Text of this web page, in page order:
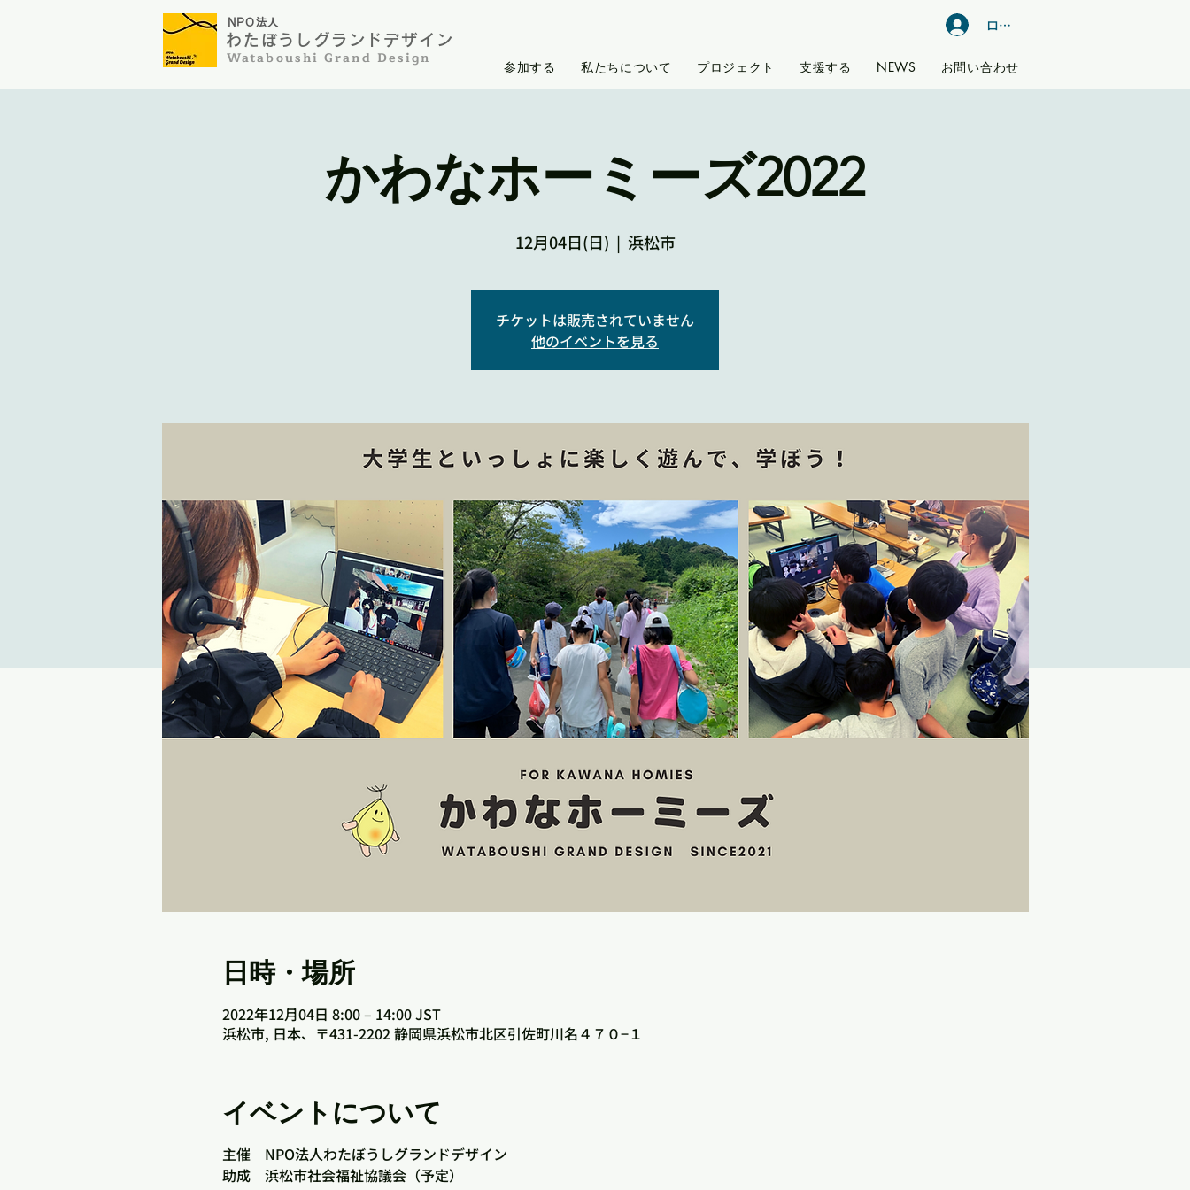
NPO法人
わたぼうしグランドデザイン​​​
​Wataboushi Grand Design
ログイン
参加する 私たちについて プロジェクト 支援する NEWS お問い合わせ
かわなホーミーズ2022
12月04日(日)
  |
浜松市
チケットは販売されていません
他のイベントを見る
日時・場所
2022年12月04日 8:00 – 14:00 JST
浜松市, 日本、〒431-2202 静岡県浜松市北区引佐町川名４７０−１
イベントについて
主催 NPO法人わたぼうしグランドデザイン
助成 浜松市社会福祉協議会（予定）